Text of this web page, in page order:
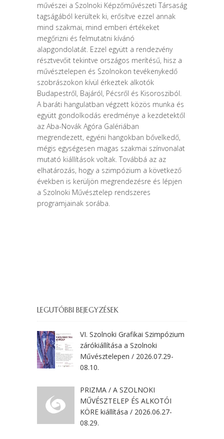
művészei a Szolnoki Képzőművészeti Társaság
tagságából kerültek ki, erősítve ezzel annak
mind szakmai, mind emberi értékeket
megőrizni és felmutatni kívánó
alapgondolatát. Ezzel együtt a rendezvény
résztvevőit tekintve országos merítésű, hisz a
művésztelepen és Szolnokon tevékenykedő
szobrászokon kívül érkeztek alkotók
Budapestről, Bajáról, Pécsről és Kisorosziból.
A baráti hangulatban végzett közös munka és
együtt gondolkodás eredménye a kezdetektől
az Aba-Novák Agóra Galériában
megrendezett, egyéni hangokban bővelkedő,
mégis egységesen magas szakmai színvonalat
mutató kiállítások voltak. Továbbá az az
elhatározás, hogy a szimpózium a következő
években is kerüljön megrendezésre és lépjen
a Szolnoki Művésztelep rendszeres
programjainak sorába.
LEGUTÓBBI BEJEGYZÉSEK
VI. Szolnoki Grafikai Szimpózium
zárókiállítása a Szolnoki
Művésztelepen / 2026.07.29-
08.10.
PRIZMA / A SZOLNOKI
MŰVÉSZTELEP ÉS ALKOTÓI
KÖRE kiállítása / 2026.06.27-
08.29.